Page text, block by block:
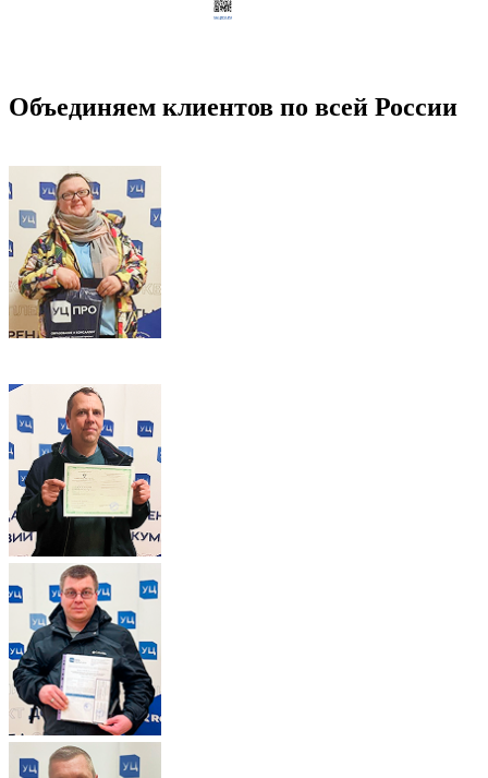
Объединяем клиентов по всей России